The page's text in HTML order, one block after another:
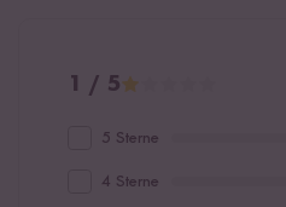
1 / 5
5 Sterne
4 Sterne